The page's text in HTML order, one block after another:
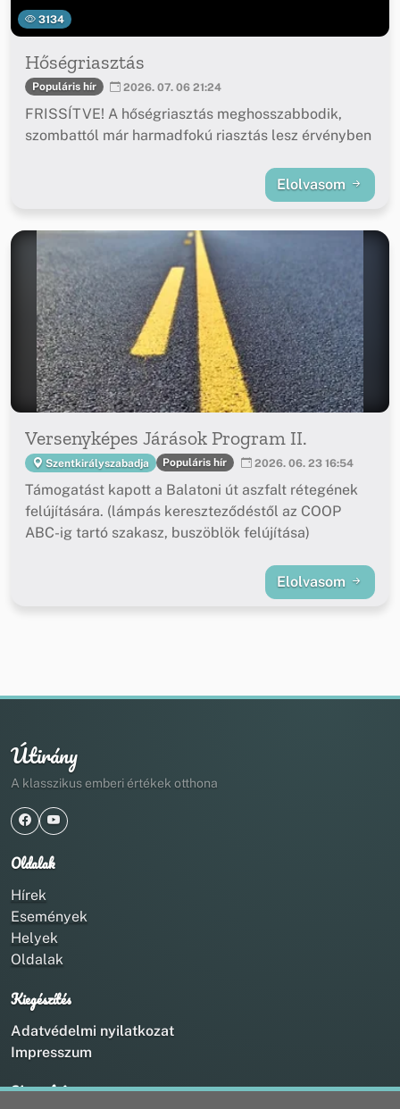
3134
Hőségriasztás
Populáris hír 2026. 07. 06 21:24
FRISSÍTVE! A hőségriasztás meghosszabbodik,
szombattól már harmadfokú riasztás lesz érvényben
Elolvasom
Versenyképes Járások Program II.
Szentkirályszabadja Populáris hír 2026. 06. 23 16:54
Támogatást kapott a Balatoni út aszfalt rétegének
felújítására. (lámpás kereszteződéstől az COOP
ABC-ig tartó szakasz, buszöblök felújítása)
Elolvasom
Útirány
A klasszikus emberi értékek otthona
Oldalak
Hírek
Események
Helyek
Oldalak
Kiegészítés
Adatvédelmi nyilatkozat
Impresszum
Kapcsolat